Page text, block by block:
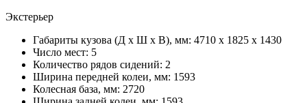
Экстерьер
Габариты кузова (Д x Ш x В), мм: 4710 x 1825 x 1430
Число мест: 5
Количество рядов сидений: 2
Ширина передней колеи, мм: 1593
Колесная база, мм: 2720